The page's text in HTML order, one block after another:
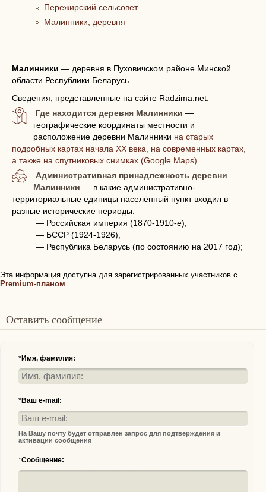
Пережирский сельсовет
Малинники, деревня
Малинники — деревня в Пуховичском районе Минской
области Республики Беларусь.
Сведения, представленные на сайте Radzima.net:
Где находится деревня Малинники —
географические координаты местности и
расположение деревни Малинники на старых
подробных картах начала XX века, на современных картах,
а также на спутниковых снимках (Google Maps)
Административная принадлежность деревни
Малинники — в какие административно-
территориальные единицы населённый пункт входил в
разные исторические периоды:
— Российская империя (1870-1910-е),
— БССР (1924-1926),
— Республика Беларусь (по состоянию на 2017 год);
Эта информация доступна для зарегистрированных участников с
Premium-планом.
Оставить сообщение
*Имя, фамилия:
*Ваш e-mail:
На Вашу почту будет отправлен запрос для подтверждения и
активации сообщения
*Сообщение: